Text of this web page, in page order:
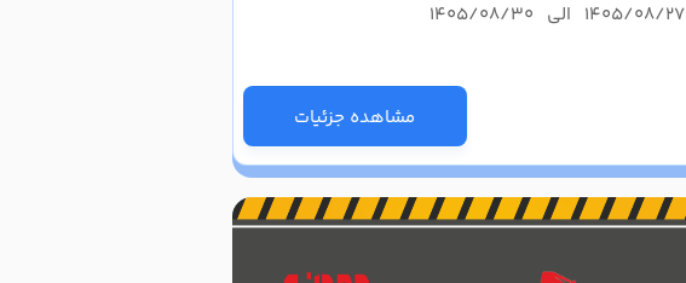
1405/08/27 الی 1405/08/30
مشاهده جزئیات